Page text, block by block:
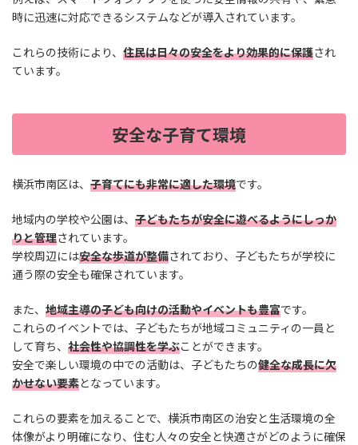
時に迅速に対応できるシステムなどが導入されています。
これらの技術により、 住民は日々の安全をより効果的に保護され
ています。
安全な子育て環境
横浜市南区は、 子育てにも非常に適した環境です。
地域内の学校や公園は、 子どもたちが安全に遊べるようにしっか
りと管理されています。
学校周辺には安全な歩道が整備されており、子どもたちが学校に
通う際の安全も確保されています。
また、 地域主導の子ども向けの活動やイベントも豊富です。
これらのイベントでは、子どもたちが地域コミュニティの一員と
して育ち、 社会性や協調性を学ぶことができます。
安全で楽しい環境の中での活動は、子どもたちの健全な成長に欠
かせない要素となっています。
これらの要素を加えることで、横浜市南区の治安と生活環境の全
体像がより明確になり、住む人々の安全と快適さがどのように確保